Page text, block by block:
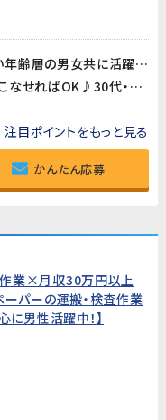
日勤専属のシンプル軽作業♪幅広い年齢層の男女共に活躍中!
そんなに目が悪くなくて立ち仕事がこなせればOK♪30代・40代スタッフ多数在籍中‼
注目ポイントをもっと見る
かんたん応募
業×月収30万円以上
ーパーの運搬・検査作業
に男性活躍中！】